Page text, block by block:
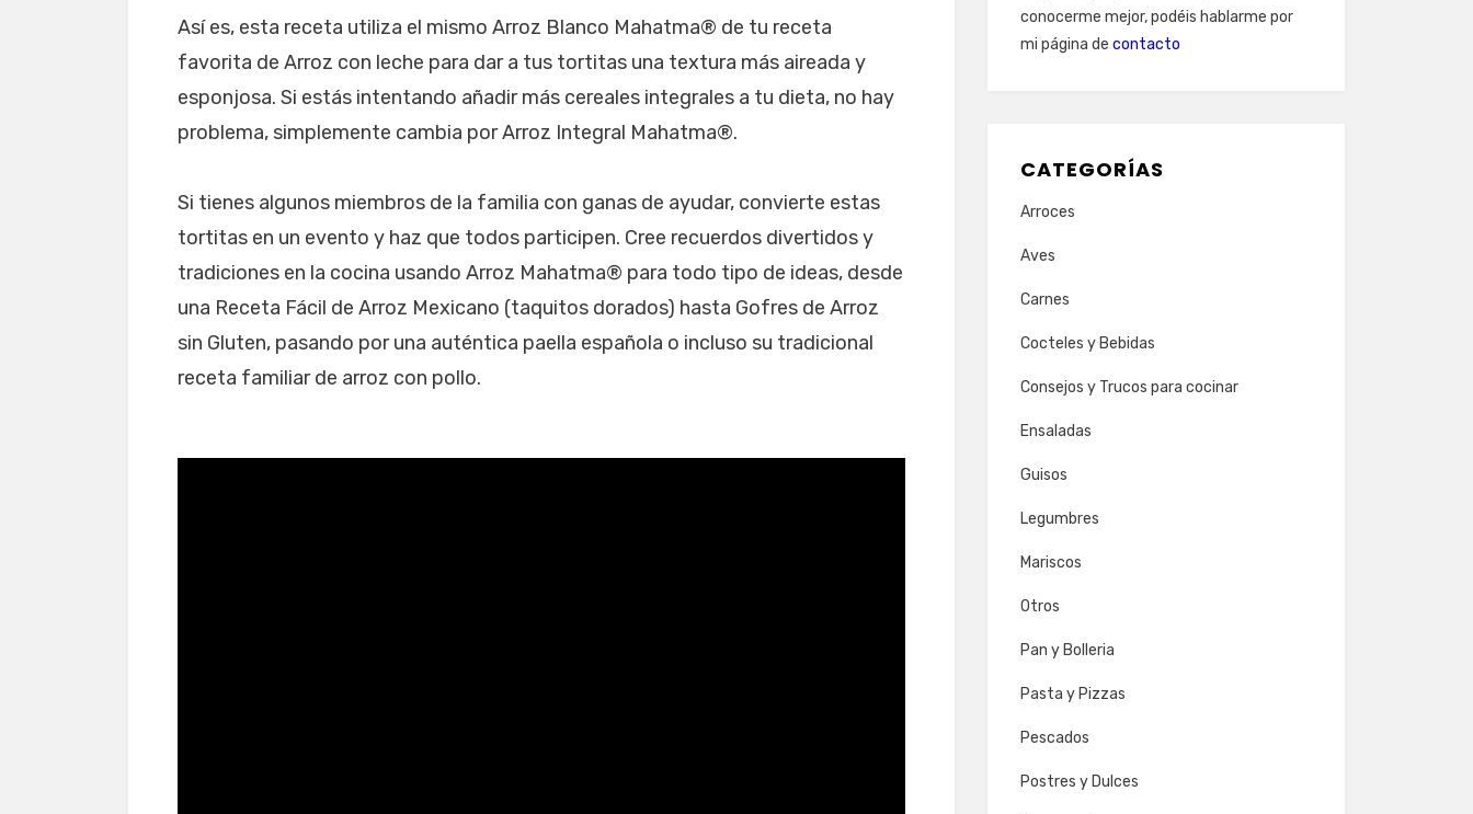
Así es, esta receta utiliza el mismo Arroz Blanco Mahatma® de tu receta
favorita de Arroz con leche para dar a tus tortitas una textura más aireada y
esponjosa. Si estás intentando añadir más cereales integrales a tu dieta, no hay
problema, simplemente cambia por Arroz Integral Mahatma®.
Si tienes algunos miembros de la familia con ganas de ayudar, convierte estas
tortitas en un evento y haz que todos participen. Cree recuerdos divertidos y
tradiciones en la cocina usando Arroz Mahatma® para todo tipo de ideas, desde
una Receta Fácil de Arroz Mexicano (taquitos dorados) hasta Gofres de Arroz
sin Gluten, pasando por una auténtica paella española o incluso su tradicional
receta familiar de arroz con pollo.
conocerme mejor, podéis hablarme por
mi página de contacto
CATEGORÍAS
Arroces
Aves
Carnes
Cocteles y Bebidas
Consejos y Trucos para cocinar
Ensaladas
Guisos
Legumbres
Mariscos
Otros
Pan y Bolleria
Pasta y Pizzas
Pescados
Postres y Dulces